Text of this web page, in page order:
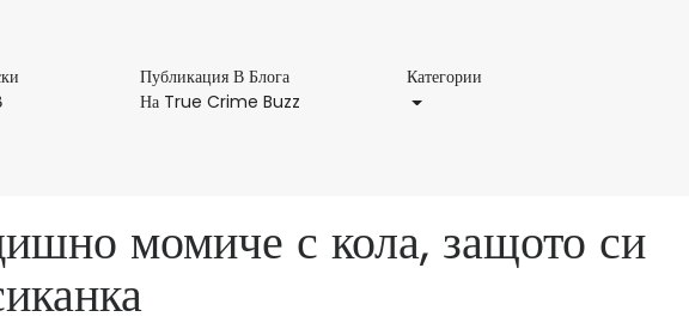
Публикация В Блога
На True Crime Buzz
Buzz
Категории
момиче с кола, защото си